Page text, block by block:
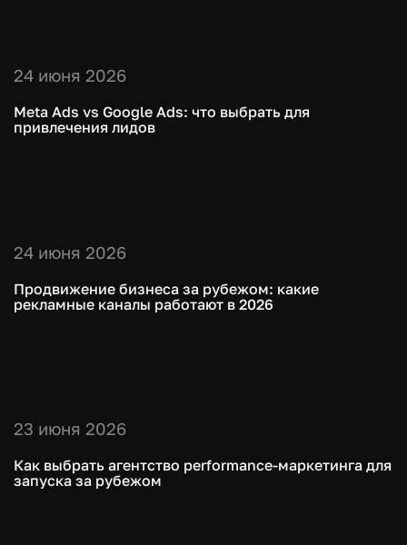
24 июня 2026
Meta Ads vs Google Ads: что выбрать для
привлечения лидов
24 июня 2026
Продвижение бизнеса за рубежом: какие
рекламные каналы работают в 2026
23 июня 2026
Как выбрать агентство performance-маркетинга для
запуска за рубежом